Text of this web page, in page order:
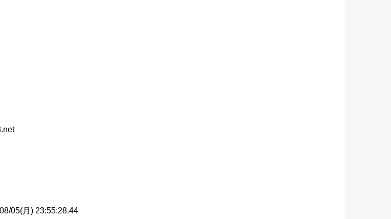
05(月) 23:55:28.44